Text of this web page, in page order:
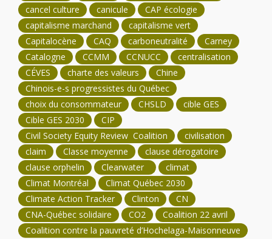
cancel culture
canicule
CAP écologie
capitalisme marchand
capitalisme vert
Capitalocène
CAQ carboneutralité
Carney
Catalogne
CCMM CCNUCC
centralisation
CÉVES
charte des valeurs
Chine
Chinois-e-s progressistes du Québec
choix du consommateur
CHSLD
cible GES
Cible GES 2030
CIP
Civil Society Equity Review Coalition
civilisation
claim
Classe moyenne
clause dérogatoire
clause orphelin
Clearwater
climat
Climat Montréal
Climat Québec 2030
Climate Action Tracker
Clinton
CN
CNA-Québec solidaire
CO2
Coalition 22 avril
Coalition contre la pauvreté d’Hochelaga-Maisonneuve